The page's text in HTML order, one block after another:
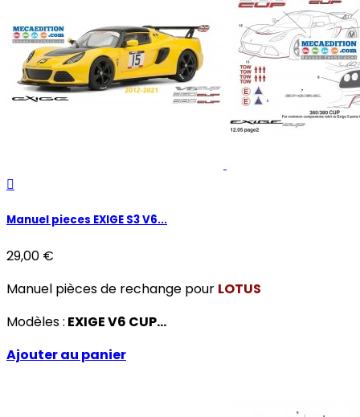

Manuel pieces EXIGE S3 V6...
29,00 €
Manuel pièces de rechange pour LOTUS
Modèles : EXIGE V6 CUP...
Ajouter au panier